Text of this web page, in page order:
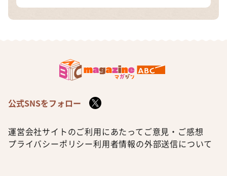
公式SNSをフォロー
運営会社サイトのご利用にあたって ご意見・ご感想
プライバシーポリシー利用者情報の外部送信について